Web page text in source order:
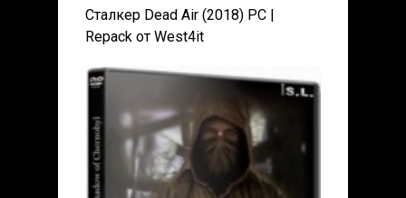
Сталкер Dead Air (2018) PC |
Repack от West4it